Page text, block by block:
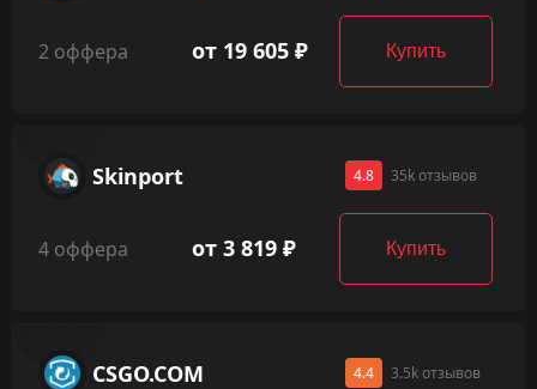
2 оффера от 19 605 ₽ Купить
Skinport 4.8 35k отзывов
4 оффера от 3 819 ₽ Купить
CSGO.COM 4.4 3.5k отзывов